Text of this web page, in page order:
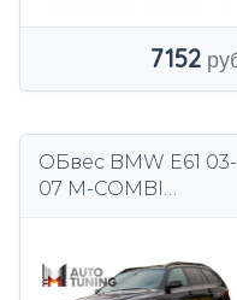
7152
ОБвес BMW E61 03-
07 M-COMBI